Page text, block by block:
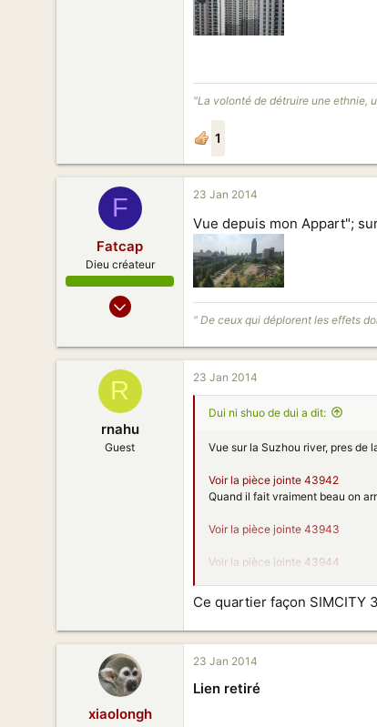
"La volonté de détruire une ethnie,
1
F
Fatcap
Dieu créateur
20 Juil 2013
2 011
23 Jan 2014
Vue depuis mon Appart";
" De ceux qui déplorent les effets
R
rnahu
Guest
23 Jan 2014
Dui ni shuo de dui a dit:
Vue sur la Suzhou river, pres de
Voir la pièce jointe 43942
Quand il fait vraiment beau on
Voir la pièce jointe 43943
Voir la pièce jointe 43944
Ca c'est quand on regarde a
Voir la pièce jointe 43945
Ce quartier façon SIMCITY
xiaolongh
23 Jan 2014
Lien retiré